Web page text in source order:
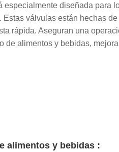
diseñada para
válvulas están hechas
rápida. Aseguran una
de alimentos y bebidas,
alimentos y bebidas :